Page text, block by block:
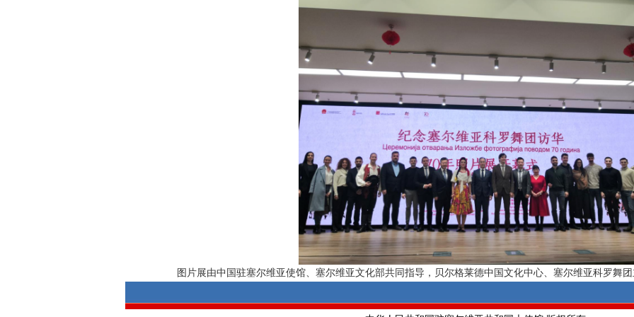
图片展由中国驻塞尔维亚使馆、塞尔维亚文化部共同指导，贝尔格莱德中国文化中心、塞尔维亚科罗舞